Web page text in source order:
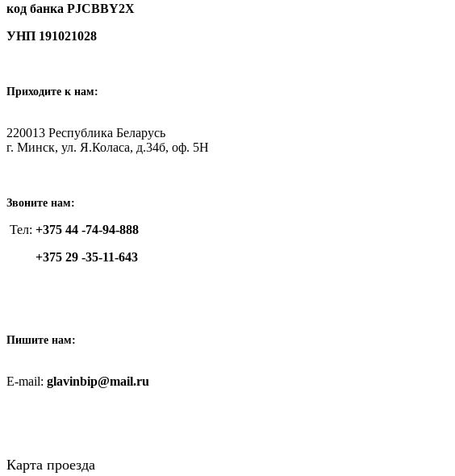
код банка PJCBBY2X
УНП 191021028
Приходите к нам:
220013 Республика Беларусь
г. Минск, ул. Я.Коласа, д.34б, оф. 5Н
Звоните нам:
Тел: +375 44 -74-94-888
+375 29 -35-11-643
Пишите нам:
E-mail: glavinbip@mail.ru
Карта проезда